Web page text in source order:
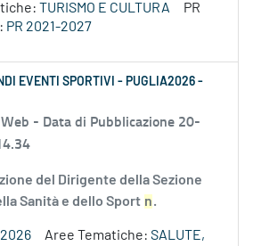
TURISMO E CULTURA
PR
PR 2021-2027
EVENTI SPORTIVI - PUGLIA2026 -
- Data di Pubblicazione 20-
del Dirigente della Sezione
Sanità e dello Sport n.
2026 Aree Tematiche: SALUTE,